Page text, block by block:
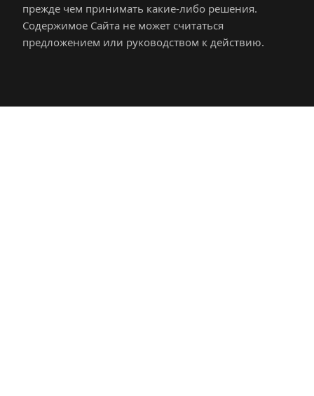
прежде чем принимать какие-либо решения.
Содержимое Сайта не может считаться
предложением или руководством к действию.